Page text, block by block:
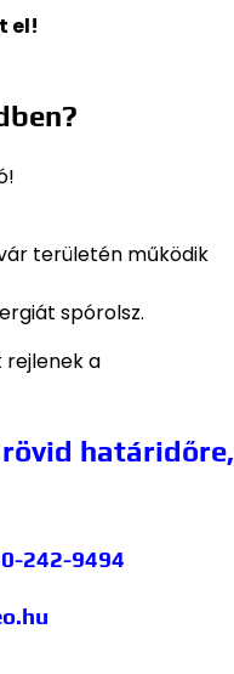
el!
területén működik
spórolsz.
rejlenek a
rövid határidőre,
242-9494